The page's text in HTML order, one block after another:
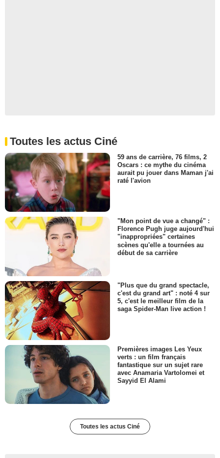
Toutes les actus Ciné
59 ans de carrière, 76 films, 2
Oscars : ce mythe du cinéma
aurait pu jouer dans Maman j'ai
raté l'avion
"Mon point de vue a changé" :
Florence Pugh juge aujourd'hui
"inappropriées" certaines
scènes qu'elle a tournées au
début de sa carrière
"Plus que du grand spectacle,
c'est du grand art" : noté 4 sur
5, c'est le meilleur film de la
saga Spider-Man live action !
Premières images Les Yeux
verts : un film français
fantastique sur un sujet rare
avec Anamaria Vartolomei et
Sayyid El Alami
Toutes les actus Ciné